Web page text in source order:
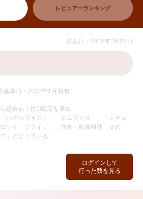
レビュアーランキング
ログインして
行った数を見る
発表日：2022年2月28日
基準日：2022年1月初旬
総合点上位100店を選出
ハヤシライス」、「オムライス」、「シチュ
ッケ・フライ」、「洋食・欧風料理（その
」となっている